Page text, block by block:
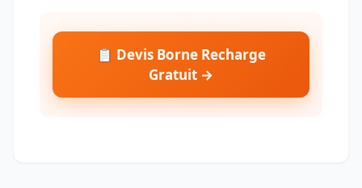
📋 Devis Borne Recharge
Gratuit →